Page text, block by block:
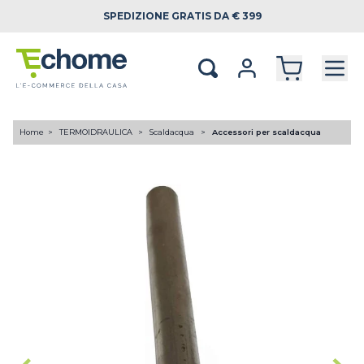
SPEDIZIONE GRATIS DA € 399
Home TERMOIDRAULICA Scaldacqua Accessori per scaldacqua